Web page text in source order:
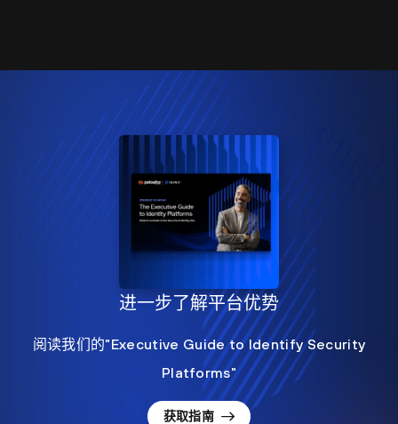
进一步了解平台优势
阅读我们的"Executive Guide to Identify Security
Platforms"
获取指南